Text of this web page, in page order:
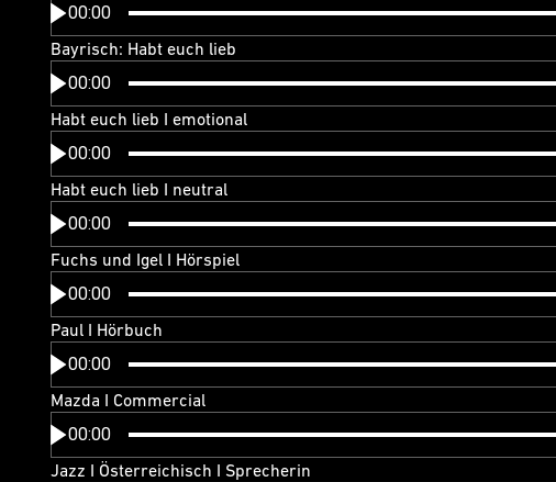
00:00
Bayrisch: Habt euch lieb
00:00
Habt euch lieb I emotional
00:00
Habt euch lieb I neutral
00:00
Fuchs und Igel I Hörspiel
00:00
Paul I Hörbuch
00:00
Mazda I Commercial
00:00
Jazz I Österreichisch I Sprecherin